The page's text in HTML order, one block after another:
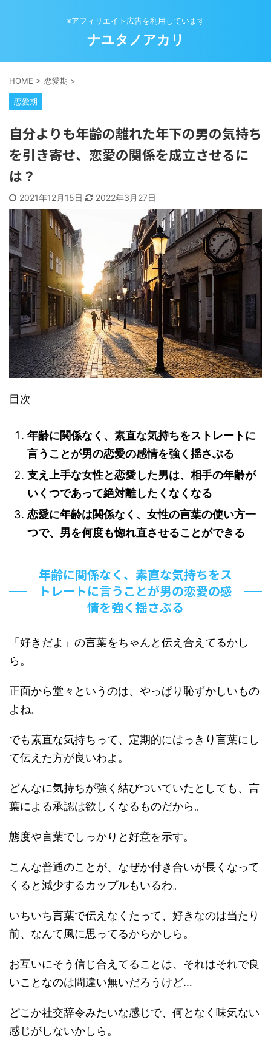
※アフィリエイト広告を利用しています
ナユタノアカリ
HOME > 恋愛期 >
恋愛期
自分よりも年齢の離れた年下の男の気持ち
を引き寄せ、恋愛の関係を成立させるに
は？
2021年12月15日 2022年3月27日
目次
年齢に関係なく、素直な気持ちをストレートに
言うことが男の恋愛の感情を強く揺さぶる
支え上手な女性と恋愛した男は、相手の年齢が
いくつであって絶対離したくなくなる
恋愛に年齢は関係なく、女性の言葉の使い方一
つで、男を何度も惚れ直させることができる
年齢に関係なく、素直な気持ちをス
トレートに言うことが男の恋愛の感
情を強く揺さぶる
「好きだよ」の言葉をちゃんと伝え合えてるかし
ら。
正面から堂々というのは、やっぱり恥ずかしいもの
よね。
でも素直な気持ちって、定期的にはっきり言葉にし
て伝えた方が良いわよ。
どんなに気持ちが強く結びついていたとしても、言
葉による承認は欲しくなるものだから。
態度や言葉でしっかりと好意を示す。
こんな普通のことが、なぜか付き合いが長くなって
くると減少するカップルもいるわ。
いちいち言葉で伝えなくたって、好きなのは当たり
前、なんて風に思ってるからかしら。
お互いにそう信じ合えてることは、それはそれで良
いことなのは間違い無いだろうけど…
どこか社交辞令みたいな感じで、何となく味気ない
感じがしないかしら。